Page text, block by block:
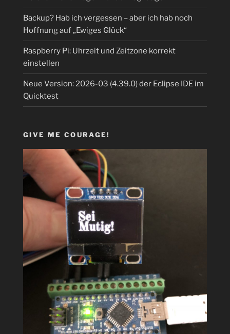
Backup? Hab ich vergessen – aber ich hab noch
Hoffnung auf „Ewiges Glück“
Raspberry Pi: Uhrzeit und Zeitzone korrekt
einstellen
Neue Version: 2026-03 (4.39.0) der Eclipse IDE im
Quicktest
GIVE ME COURAGE!